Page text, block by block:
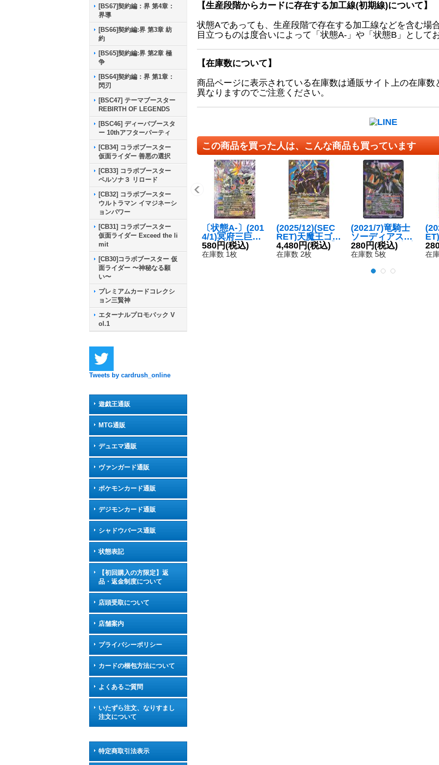
[BS67]契約編：界 第4章：
界導
[BS66]契約編:界 第3章 紡
約
[BS65]契約編:界 第2章 極
争
[BS64]契約編：界 第1章：
閃刃
[BSC47] テーマブースター
REBIRTH OF LEGENDS
[BSC46] ディーバブースタ
ー 10thアフターパーティ
[CB34] コラボブースター
仮面ライダー 善悪の選択
[CB33] コラボブースター
ペルソナ３ リロード
[CB32] コラボブースター
ウルトラマン イマジネーシ
ョンパワー
[CB31] コラボブースター
仮面ライダー Exceed the li
mit
[CB30]コラボブースター 仮
面ライダー 〜神秘なる願
い〜
プレミアムカードコレクシ
ョン三賢神
エターナルプロモパック V
ol.1
Tweets by cardrush_online
遊戯王通販
MTG通販
デュエマ通販
ヴァンガード通販
ポケモンカード通販
デジモンカード通販
シャドウバース通販
状態表記
【初回購入の方限定】返
品・返金制度について
店頭受取について
店舗案内
プライバシーポリシー
カードの梱包方法について
よくあるご質問
いたずら注文、なりすまし
注文について
特定商取引法表示
【生産段階からカードに存在する加工線(初期線)について】
状態Aであっても、生産段階で存在する加工線などを含む場
目立つものは度合いによって「状態A-」や「状態B」として
【在庫数について】
商品ページに表示されている在庫数は通販サイト上の在庫
異なりますのでご注意ください。
この商品を買った人は、こんな商品も買っています
〔状態A-〕(201
4/1)冥府三巨頭
ザンデ・ミリオ
ン(聖剣大戦)
580円(税込)
在庫数 1枚
(2025/12)(SEC
RET)天魔王ゴッ
ド・ゼクスX【X
-SEC】{BSC48-
4,480円(税込)
在庫数 2枚
(2021/7)竜騎士
ソーディアス・
ドラグーン/龍騎
皇ドラゴニッ
ラスト違い)【転
280円(税込)
在庫数 5枚
メ
在